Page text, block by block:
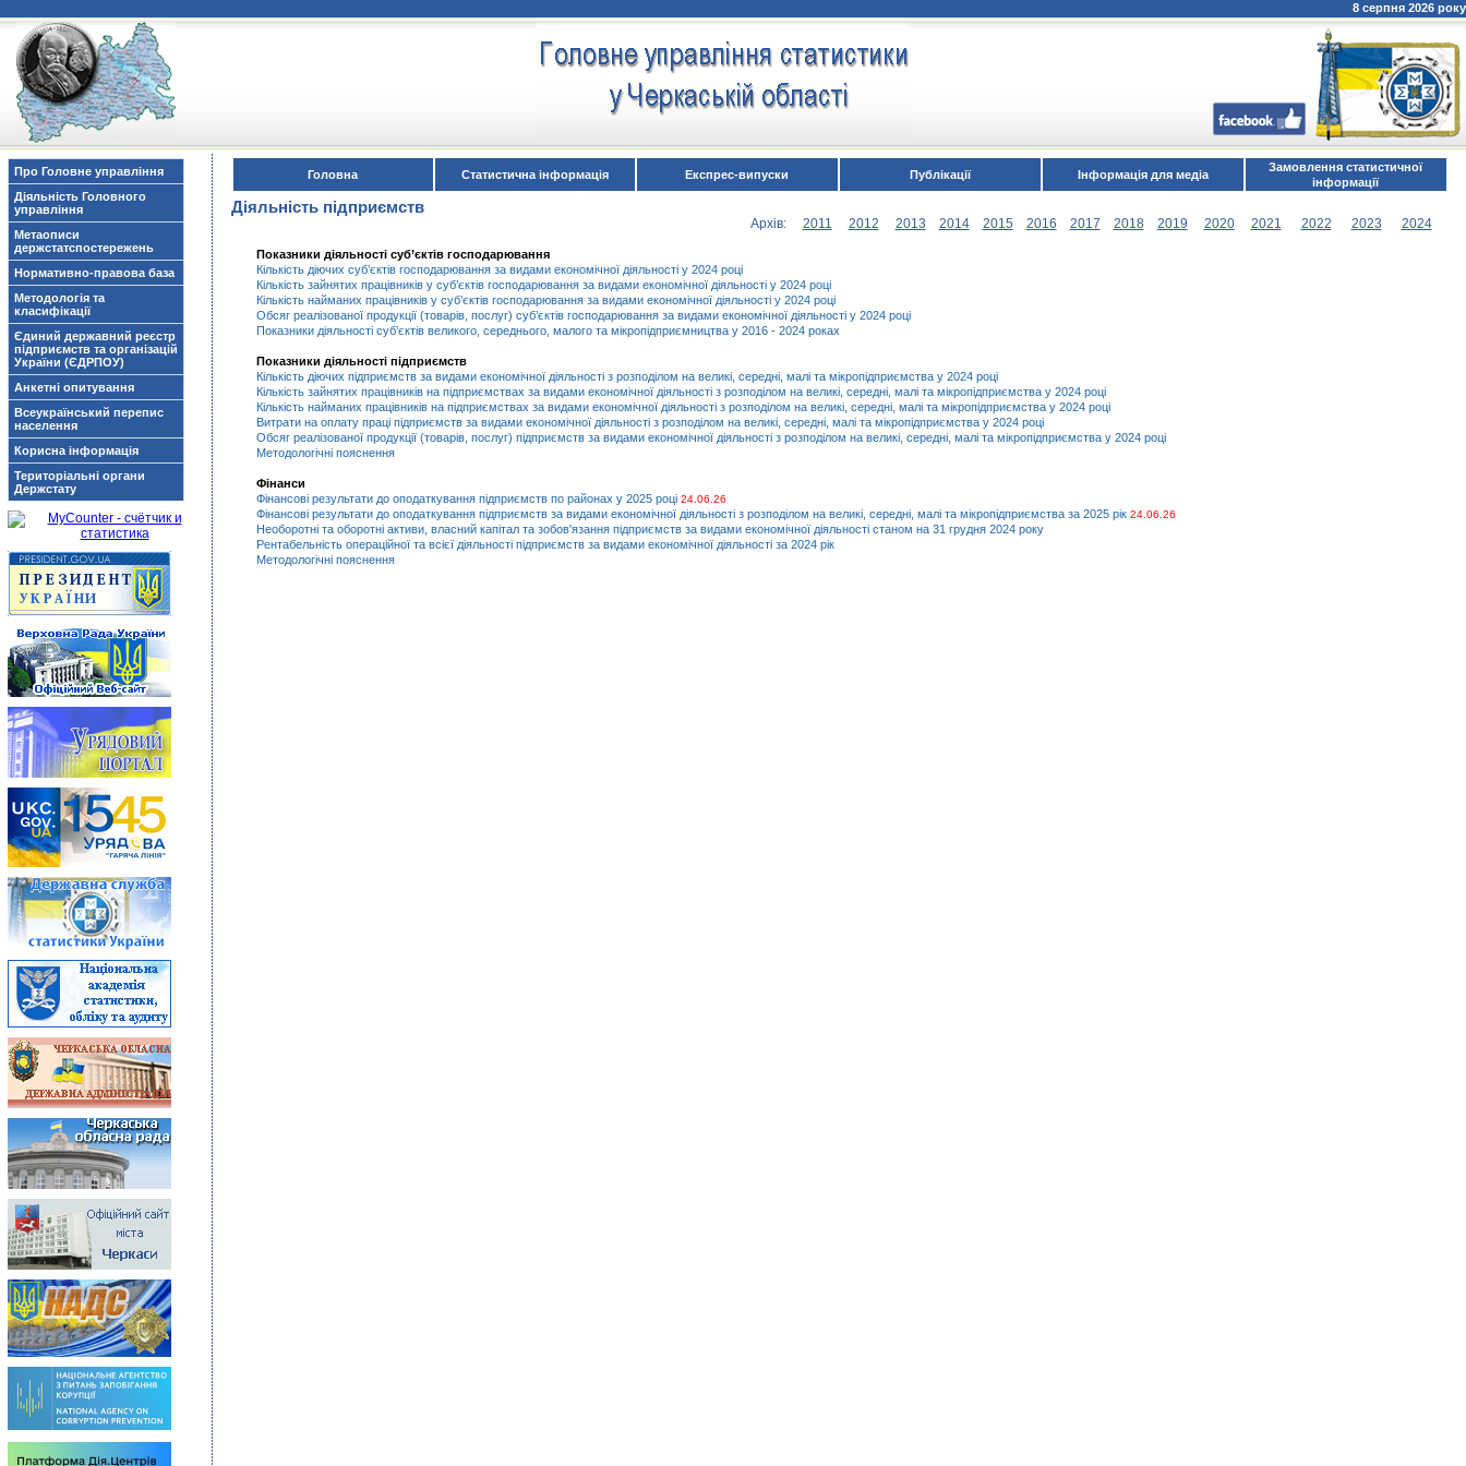
8 серпня 2026 року
Про Головне управління
Діяльність Головного
управління
Метаописи
держстатспостережень
Нормативно-правова база
Методологія та
класифікації
Єдиний державний реєстр
підприємств та організацій
України (ЄДРПОУ)
Анкетні опитування
Всеукраїнський перепис
населення
Корисна інформація
Територіальні органи
Держстату
Головна Статистична інформація Експрес-випуски Публікації Інформація для медіа
Замовлення статистичної
інформації
Діяльність підприємств
Архів: 2011 2012 2013 2014 2015 2016 2017 2018 2019 2020 2021 2022 2023 2024
Показники діяльності суб’єктів господарювання
Кількість діючих суб’єктів господарювання за видами економічної діяльності у 2024 році
Кількість зайнятих працівників у суб’єктів господарювання за видами економічної діяльності у 2024 році
Кількість найманих працівників у суб’єктів господарювання за видами економічної діяльності у 2024 році
Обсяг реалізованої продукції (товарів, послуг) суб’єктів господарювання за видами економічної діяльності у 2024 році
Показники діяльності суб’єктів великого, середнього, малого та мікропідприємництва у 2016 - 2024 роках
Показники діяльності підприємств
Кількість діючих підприємств за видами економічної діяльності з розподілом на великі, середні, малі та мікропідприємства у 2024 році
Кількість зайнятих працівників на підприємствах за видами економічної діяльності з розподілом на великі, середні, малі та мікропідприємства у 2024 році
Кількість найманих працівників на підприємствах за видами економічної діяльності з розподілом на великі, середні, малі та мікропідприємства у 2024 році
Витрати на оплату праці підприємств за видами економічної діяльності з розподілом на великі, середні, малі та мікропідприємства у 2024 році
Обсяг реалізованої продукції (товарів, послуг) підприємств за видами економічної діяльності з розподілом на великі, середні, малі та мікропідприємства у 2024 році
Методологічні пояснення
Фінанси
Фінансові результати до оподаткування підприємств по районах у 2025 році 24.06.26
Фінансові результати до оподаткування підприємств за видами економічної діяльності з розподілом на великі, середні, малі та мікропідприємства за 2025 рік 24.06.26
Необоротні та оборотні активи, власний капітал та зобов'язання підприємств за видами економічної діяльності станом на 31 грудня 2024 року
Рентабельність операційної та всієї діяльності підприємств за видами економічної діяльності за 2024 рік
Методологічні пояснення